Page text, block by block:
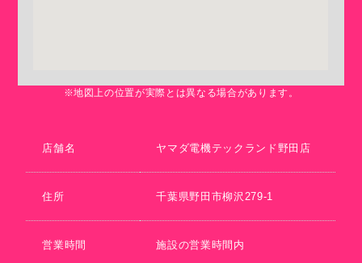
※地図上の位置が実際とは異なる場合があります。
店舗名 ヤマダ電機テックランド野田店
住所 千葉県野田市柳沢279-1
営業時間 施設の営業時間内